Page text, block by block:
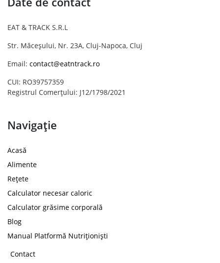
EAT & TRACK S.R.L
Str. Măceșului, Nr. 23A, Cluj-Napoca, Cluj
Email: contact@eatntrack.ro
CUI: RO39757359
Registrul Comerțului: J12/1798/2021
Navigație
Acasă
Alimente
Rețete
Calculator necesar caloric
Calculator grăsime corporală
Blog
Manual Platformă Nutriționiști
Contact